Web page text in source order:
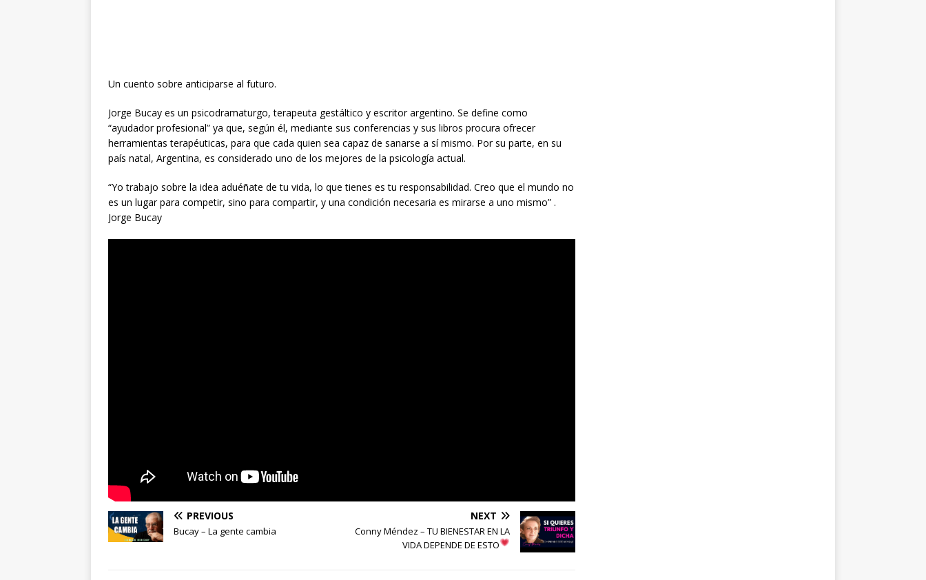
Un cuento sobre anticiparse al futuro.
Jorge Bucay es un psicodramaturgo, terapeuta gestáltico y escritor argentino. Se define como
“ayudador profesional” ya que, según él, mediante sus conferencias y sus libros procura ofrecer
herramientas terapéuticas, para que cada quien sea capaz de sanarse a sí mismo. Por su parte, en su
país natal, Argentina, es considerado uno de los mejores de la psicología actual.
“Yo trabajo sobre la idea aduéñate de tu vida, lo que tienes es tu responsabilidad. Creo que el mundo no
es un lugar para competir, sino para compartir, y una condición necesaria es mirarse a uno mismo” .
Jorge Bucay
PREVIOUS
Bucay – La gente cambia
NEXT
Conny Méndez – TU BIENESTAR EN LA
VIDA DEPENDE DE ESTO